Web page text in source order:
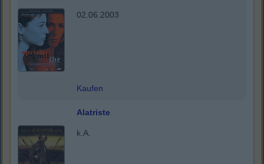
02.06.2003
Kaufen
Alatriste
k.A.